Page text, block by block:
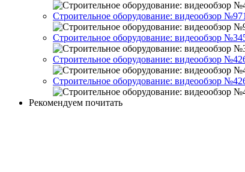
Cтроительное оборудование: видеообзор №971
Cтроительное оборудование: видеообзор
Cтроительное оборудование: видеообзор
Cтроительное оборудование: видеообзор
Рекомендуем почитать